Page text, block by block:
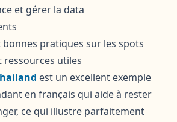
et gérer la data
bonnes pratiques sur les spots
ressources utiles
est un excellent exemple
en français qui aide à rester
ce qui illustre parfaitement